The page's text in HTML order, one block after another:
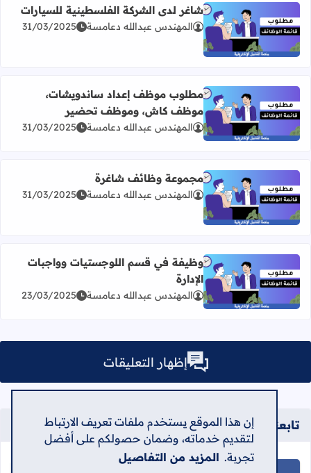
إن هذا الموقع يستخدم ملفات تعريف الارتباط
لتقديم خدماته، وضمان حصولكم على أفضل
تجربة. المزيد من التفاصيل
اقرأ المزيد عن شاغر لدى الشركة الفلسطينية للسيارات
شاغر لدى الشركة الفلسطينية للسيارات
المهندس عبدالله دعامسة 31/03/2025
اقرأ المزيد عن مطلوب موظف إعداد ساندويشات، موظف
مطلوب موظف إعداد ساندويشات،
موظف كاش، وموظف تحضير
المهندس عبدالله دعامسة 31/03/2025
اقرأ المزيد عن مجموعة وظائف شاغرة
مجموعة وظائف شاغرة
المهندس عبدالله دعامسة 31/03/2025
اقرأ المزيد عن وظيفة في قسم اللوجستيات وواجبات الإدارة
وظيفة في قسم اللوجستيات وواجبات
الإدارة
المهندس عبدالله دعامسة 23/03/2025
إظهار التعليقات
تابعنا على